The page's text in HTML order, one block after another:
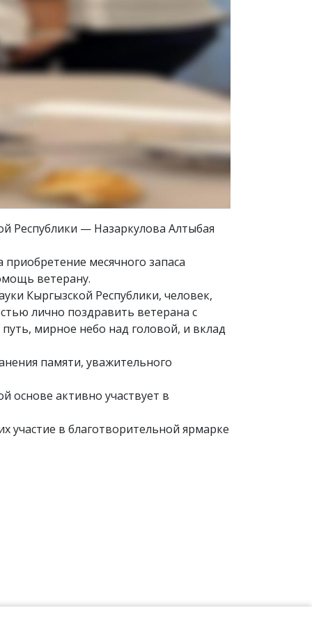
Республики — Назаркулова Алтыбая
месячного запаса
ветерану.
Кыргызской Республики, человек,
лично поздравить ветерана с
мирное небо над головой, и вклад
памяти, уважительного
основе активно участвует в
участие в благотворительной ярмарке